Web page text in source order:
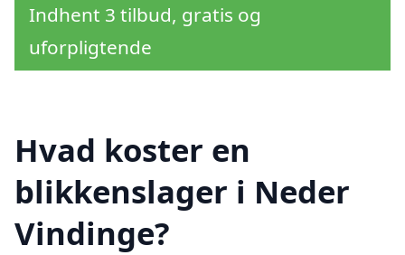
Indhent 3 tilbud, gratis og
uforpligtende
Hvad koster en
blikkenslager i Neder
Vindinge?